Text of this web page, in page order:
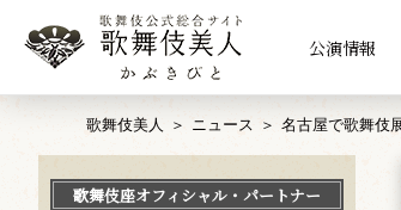
公演情報
歌舞伎美人 ニュース 名古屋で歌舞伎
歌舞伎座オフィシャル・パートナー